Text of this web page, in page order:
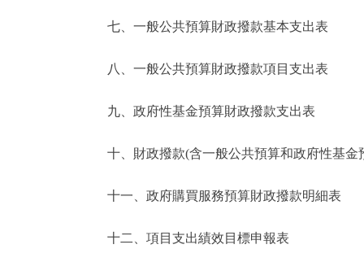
ENGLISH
七、一般公共預算財政撥款基本支出表
八、一般公共預算財政撥款項目支出表
九、政府性基金預算財政撥款支出表
十、財政撥款(含一般公共預算和政府性基
十一、政府購買服務預算財政撥款明細表
十二、項目支出績效目標申報表